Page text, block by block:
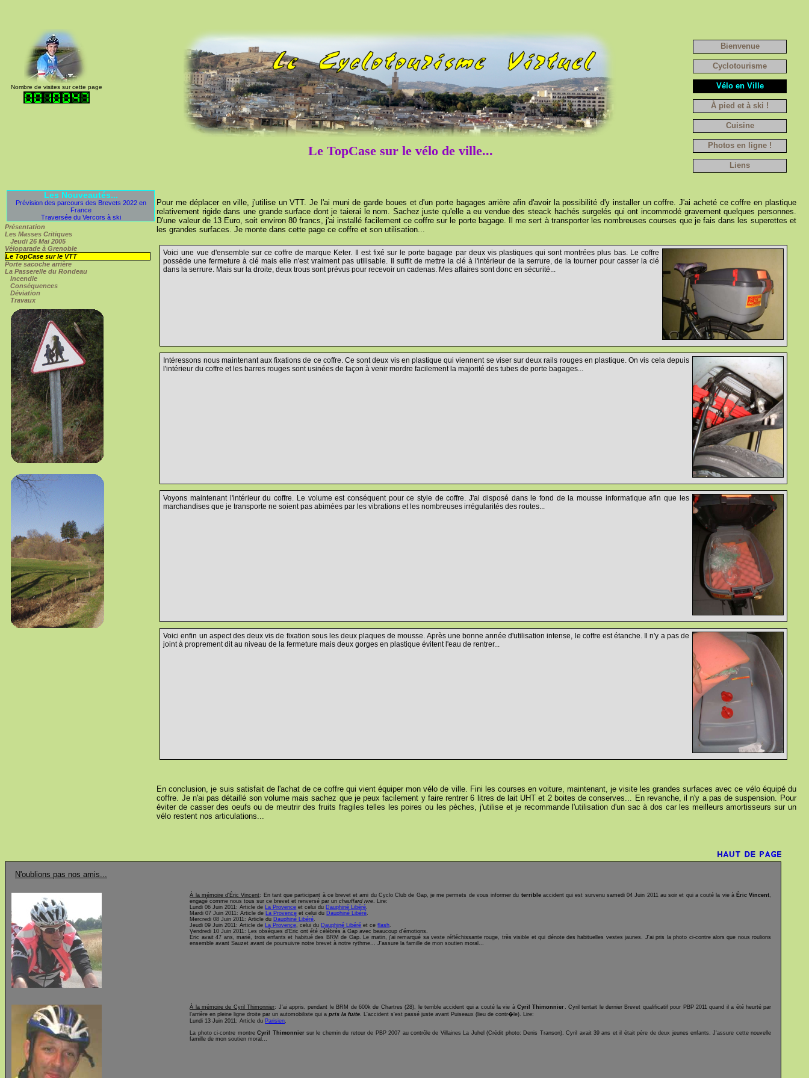
Nombre de visites sur cette page
Le TopCase sur le vélo de ville...
Bienvenue
Cyclotourisme
Vélo en Ville
À pied et à ski !
Cuisine
Photos en ligne !
Liens
Les Nouveautés...
Prévision des parcours des Brevets 2022 en
France
Traversée du Vercors à ski
Présentation
Les Masses Critiques
Jeudi 26 Mai 2005
Véloparade à Grenoble
Le TopCase sur le VTT
Porte sacoche arrière
La Passerelle du Rondeau
Incendie
Conséquences
Déviation
Travaux
Pour me déplacer en ville, j'utilise un VTT. Je l'ai muni de garde boues et d'un porte bagages arrière afin d'avoir la possibilité d'y installer un coffre. J'ai acheté ce coffre en plastique
relativement rigide dans une grande surface dont je taierai le nom. Sachez juste qu'elle a eu vendue des steack hachés surgelés qui ont incommodé gravement quelques personnes.
D'une valeur de 13 Euro, soit environ 80 francs, j'ai installé facilement ce coffre sur le porte bagage. Il me sert à transporter les nombreuses courses que je fais dans les superettes et
les grandes surfaces. Je monte dans cette page ce coffre et son utilisation...
Voici une vue d'ensemble sur ce coffre de marque Keter. Il est fixé sur le porte bagage par deux vis plastiques qui sont montrées plus bas. Le coffre
possède une fermeture à clé mais elle n'est vraiment pas utilisable. Il suffit de mettre la clé à l'intérieur de la serrure, de la tourner pour casser la clé
dans la serrure. Mais sur la droite, deux trous sont prévus pour recevoir un cadenas. Mes affaires sont donc en sécurité...
Intéressons nous maintenant aux fixations de ce coffre. Ce sont deux vis en plastique qui viennent se viser sur deux rails rouges en plastique. On vis cela depuis
l'intérieur du coffre et les barres rouges sont usinées de façon à venir mordre facilement la majorité des tubes de porte bagages...
Voyons maintenant l'intérieur du coffre. Le volume est conséquent pour ce style de coffre. J'ai disposé dans le fond de la mousse informatique afin que les
marchandises que je transporte ne soient pas abimées par les vibrations et les nombreuses irrégularités des routes...
Voici enfin un aspect des deux vis de fixation sous les deux plaques de mousse. Après une bonne année d'utilisation intense, le coffre est étanche. Il n'y a pas de
joint à proprement dit au niveau de la fermeture mais deux gorges en plastique évitent l'eau de rentrer...
En conclusion, je suis satisfait de l'achat de ce coffre qui vient équiper mon vélo de ville. Fini les courses en voiture, maintenant, je visite les grandes surfaces avec ce vélo équipé du
coffre. Je n'ai pas détaillé son volume mais sachez que je peux facilement y faire rentrer 6 litres de lait UHT et 2 boites de conserves... En revanche, il n'y a pas de suspension. Pour
éviter de casser des oeufs ou de meutrir des fruits fragiles telles les poires ou les pèches, j'utilise et je recommande l'utilisation d'un sac à dos car les meilleurs amortisseurs sur un
vélo restent nos articulations...
N'oublions pas nos amis...
À la mémoire d'Éric Vincent: En tant que participant à ce brevet et ami du Cyclo Club de Gap, je me permets de vous informer du terribleaccident qui est survenu samedi 04 Juin 2011 au soir et qui a couté la vie à Éric Vincent
engagé comme nous tous sur ce brevet et renversé par unchauffard ivre . Lire:
Lundi 06 Juin 2011: Article de
La Provence et celui du Dauphiné Libéré
Mardi 07 Juin 2011: Article de
La Provence et celui du Dauphiné Libéré
Mercredi 08 Juin 2011: Article du Dauphiné Libéré
Jeudi 09 Juin 2011: Article de
La Provence , celui du Dauphiné Libéré et ceflash
Vendredi 10 Juin 2011: Les obsèques d'Éric ont été célébrés à Gap avec beaucoup d'émotions.
Éric avait 47 ans, marié, trois enfants et habitué des BRM de Gap. Le matin, j'ai remarqué sa veste réfléchissante rouge, très visible et qui dénote des habituelles vestes jaunes. J'ai pris la photo ci-contre alors que nous roulions
ensemble avant Sauzet avant de poursuivre notre brevet à notre rythme... J'assure la famille de mon soutien moral...
À la mémoire de Cyril Thimonnier: J'ai appris, pendant le BRM de 600k de Chartres (28), le terrible accident qui a couté la vie àCyril Thimonnier . Cyril tentait le dernier Brevet qualificatif pour PBP 2011 quand il a été heurté par
l'arrière en pleine ligne droite par un automobiliste qui apris la fuite . L'accident s'est passé juste avant Puiseaux (lieu de contr�le). Lire:
Lundi 13 Juin 2011: Article du Parisien
La photo ci-contre montreCyril Thimonniersur le chemin du retour de PBP 2007 au contrôle de Villaines La Juhel (Crédit photo: Denis Transon). Cyril avait 39 ans et il était père de deux jeunes enfants. J'assure cette nouvelle
famille de mon soutien moral...